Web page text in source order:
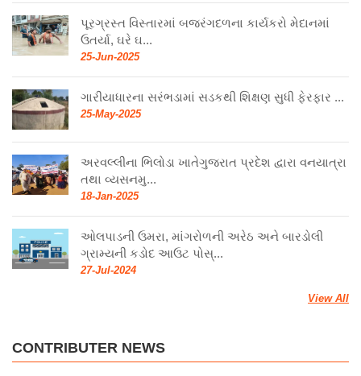
પૂરગ્રસ્ત વિસ્તારમાં બજરંગદળના કાર્યકરો મેદાનમાં
ઉતર્યા, ઘરે ઘ...
25-Jun-2025
ગારીયાધારના સરંભડામાં સડકથી શિક્ષણ સુધી ફેરફાર ...
25-May-2025
અરવલ્લીના ભિલોડા ખાતેગુજરાત પ્રદેશ દ્વારા વનયાત્રા
તથા વ્યસનમુ...
18-Jan-2025
ઓલપાડની ઉમરા, માંગરોળની અરેઠ અને બારડોલી
ગ્રામ્યની કડોદ આઉટ પોસ્...
27-Jul-2024
View All
CONTRIBUTER NEWS